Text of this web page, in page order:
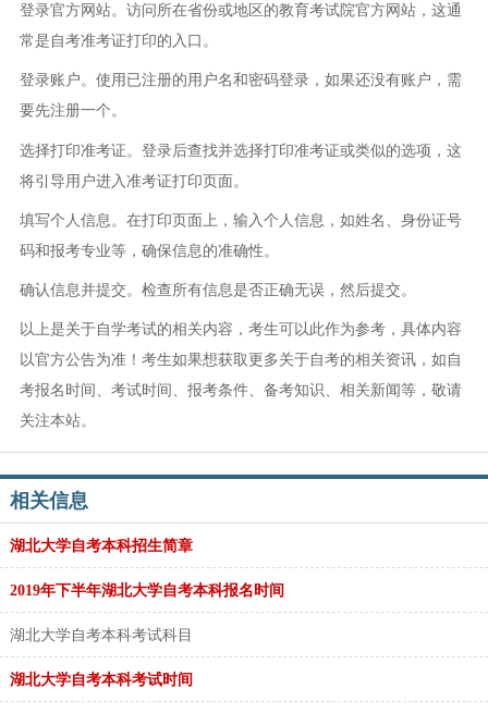
登录官方网站。访问所在省份或地区的教育考试院官方网站，这通
常是自考准考证打印的入口。
登录账户。使用已注册的用户名和密码登录，如果还没有账户，需
要先注册一个。
选择打印准考证。登录后查找并选择打印准考证或类似的选项，这
将引导用户进入准考证打印页面。
填写个人信息。在打印页面上，输入个人信息，如姓名、身份证号
码和报考专业等，确保信息的准确性。
确认信息并提交。检查所有信息是否正确无误，然后提交。
以上是关于自学考试的相关内容，考生可以此作为参考，具体内容
以官方公告为准！考生如果想获取更多关于自考的相关资讯，如自
考报名时间、考试时间、报考条件、备考知识、相关新闻等，敬请
关注本站。
相关信息
湖北大学自考本科招生简章
2019年下半年湖北大学自考本科报名时间
湖北大学自考本科考试科目
湖北大学自考本科考试时间